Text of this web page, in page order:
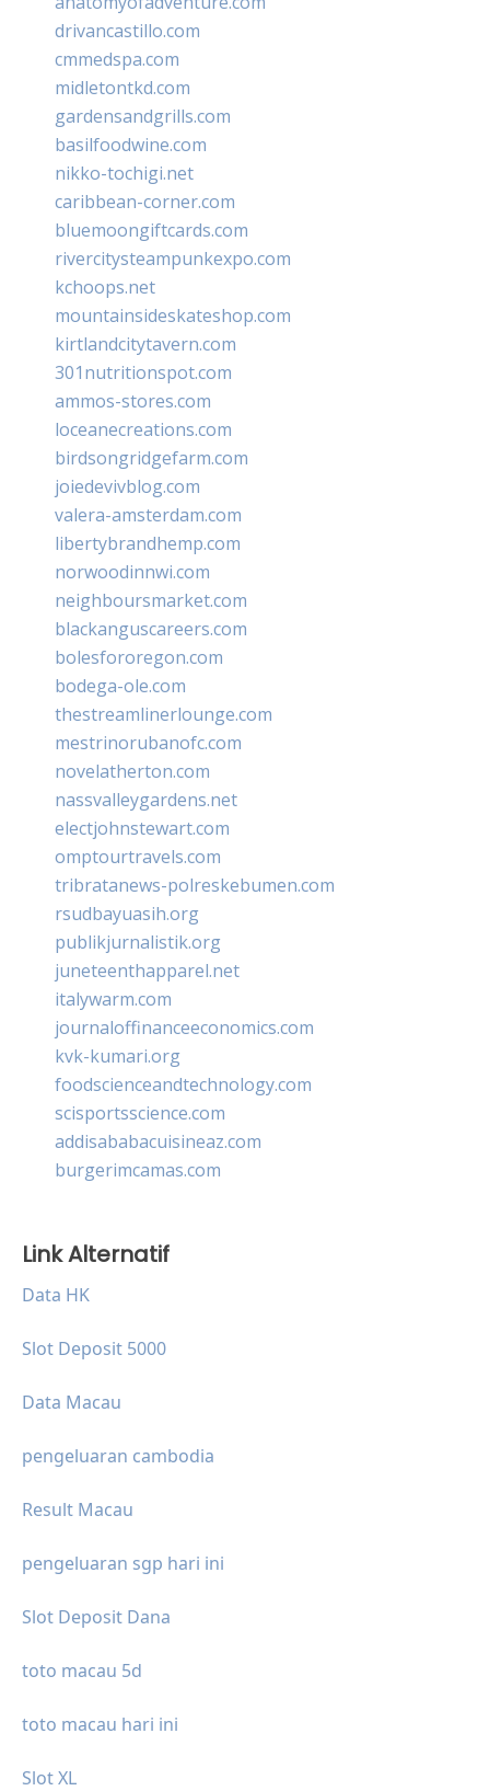
drivancastillo.com
cmmedspa.com
midletontkd.com
gardensandgrills.com
basilfoodwine.com
nikko-tochigi.net
caribbean-corner.com
bluemoongiftcards.com
rivercitysteampunkexpo.com
kchoops.net
mountainsideskateshop.com
kirtlandcitytavern.com
301nutritionspot.com
ammos-stores.com
loceanecreations.com
birdsongridgefarm.com
joiedevivblog.com
valera-amsterdam.com
libertybrandhemp.com
norwoodinnwi.com
neighboursmarket.com
blackanguscareers.com
bolesfororegon.com
bodega-ole.com
thestreamlinerlounge.com
mestrinorubanofc.com
novelatherton.com
nassvalleygardens.net
electjohnstewart.com
omptourtravels.com
tribratanews-polreskebumen.com
rsudbayuasih.org
publikjurnalistik.org
juneteenthapparel.net
italywarm.com
journaloffinanceeconomics.com
kvk-kumari.org
foodscienceandtechnology.com
scisportsscience.com
addisababacuisineaz.com
burgerimcamas.com
Link Alternatif
Data HK
Slot Deposit 5000
Data Macau
pengeluaran cambodia
Result Macau
pengeluaran sgp hari ini
Slot Deposit Dana
toto macau 5d
toto macau hari ini
Slot XL